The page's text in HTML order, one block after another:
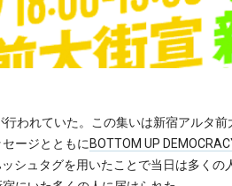
われていた。この集いは新宿アルタ前
ージとともにBOTTOM UP
シュタグを用いたことで当日は多くの